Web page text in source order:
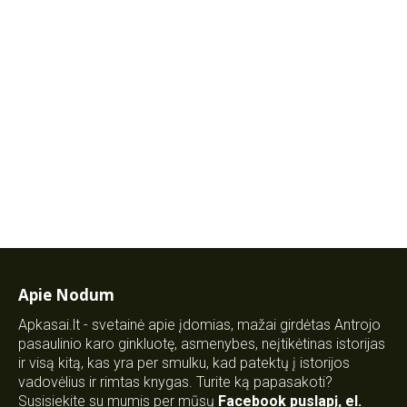
Apie Nodum
Apkasai.lt - svetainė apie įdomias, mažai girdėtas Antrojo
pasaulinio karo ginkluotę, asmenybes, neįtikėtinas istorijas
ir visą kitą, kas yra per smulku, kad patektų į istorijos
vadovėlius ir rimtas knygas. Turite ką papasakoti?
Susisiekite su mumis per mūsų Facebook puslapį, el.